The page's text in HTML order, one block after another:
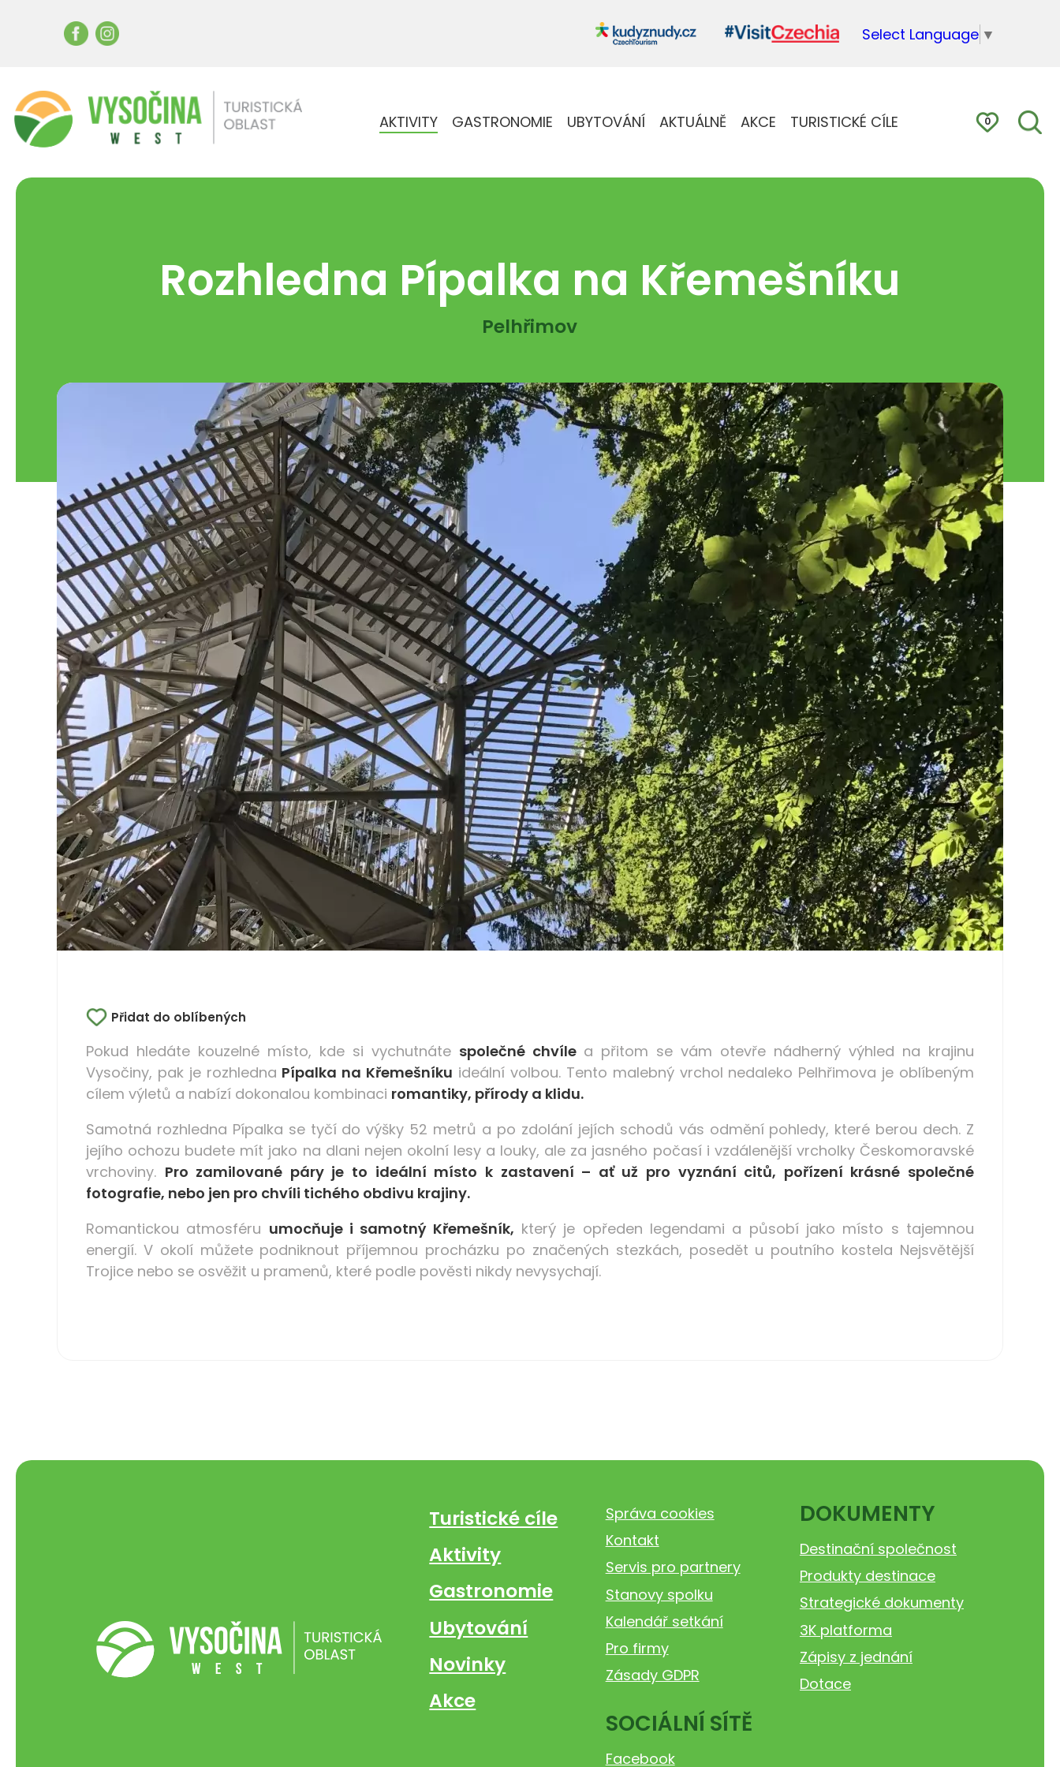
Select Language ▼
AKTIVITY GASTRONOMIE UBYTOVÁNÍ AKTUÁLNĚ AKCE TURISTICKÉ CÍLE 0
Rozhledna Pípalka na Křemešníku
Pelhřimov
Přidat do oblíbených
Pokud hledáte kouzelné místo, kde si vychutnáte společné chvíle a přitom se vám otevře nádherný výhled na krajinu
Vysočiny, pak je rozhledna Pípalka na Křemešníku ideální volbou. Tento malebný vrchol nedaleko Pelhřimova je oblíbeným
cílem výletů a nabízí dokonalou kombinaci romantiky, přírody a klidu.
Samotná rozhledna Pípalka se tyčí do výšky 52 metrů a po zdolání jejích schodů vás odmění pohledy, které berou dech. Z
jejího ochozu budete mít jako na dlani nejen okolní lesy a louky, ale za jasného počasí i vzdálenější vrcholky Českomoravské
vrchoviny. Pro zamilované páry je to ideální místo k zastavení – ať už pro vyznání citů, pořízení krásné společné
fotografie, nebo jen pro chvíli tichého obdivu krajiny.
Romantickou atmosféru umocňuje i samotný Křemešník, který je opředen legendami a působí jako místo s tajemnou
energií. V okolí můžete podniknout příjemnou procházku po značených stezkách, posedět u poutního kostela Nejsvětější
Trojice nebo se osvěžit u pramenů, které podle pověsti nikdy nevysychají.
Turistické cíle
Aktivity
Gastronomie
Ubytování
Novinky
Akce
Správa cookies
Kontakt
Servis pro partnery
Stanovy spolku
Kalendář setkání
Pro firmy
Zásady GDPR
SOCIÁLNÍ SÍTĚ
Facebook
DOKUMENTY
Destinační společnost
Produkty destinace
Strategické dokumenty
3K platforma
Zápisy z jednání
Dotace